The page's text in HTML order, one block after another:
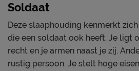
Soldaat
Deze slaaphouding kenmerkt
die een soldaat ook heeft. Je ligt
recht en je armen naast je zij.
rustig persoon. Je stelt hoge